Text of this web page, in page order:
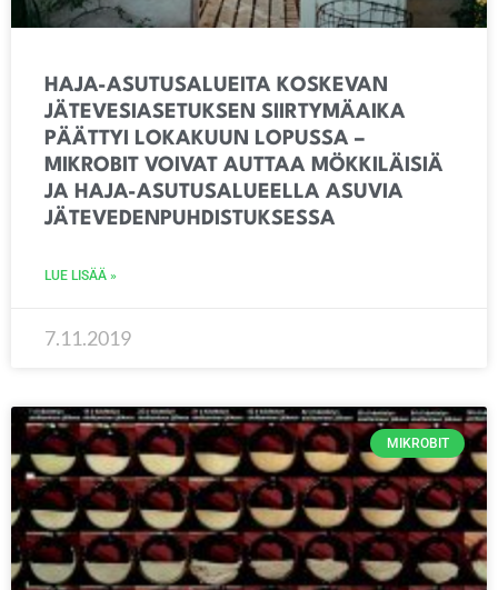
HAJA-ASUTUSALUEITA KOSKEVAN
JÄTEVESIASETUKSEN SIIRTYMÄAIKA
PÄÄTTYI LOKAKUUN LOPUSSA –
MIKROBIT VOIVAT AUTTAA MÖKKILÄISIÄ
JA HAJA-ASUTUSALUEELLA ASUVIA
JÄTEVEDENPUHDISTUKSESSA
LUE LISÄÄ »
7.11.2019
MIKROBIT